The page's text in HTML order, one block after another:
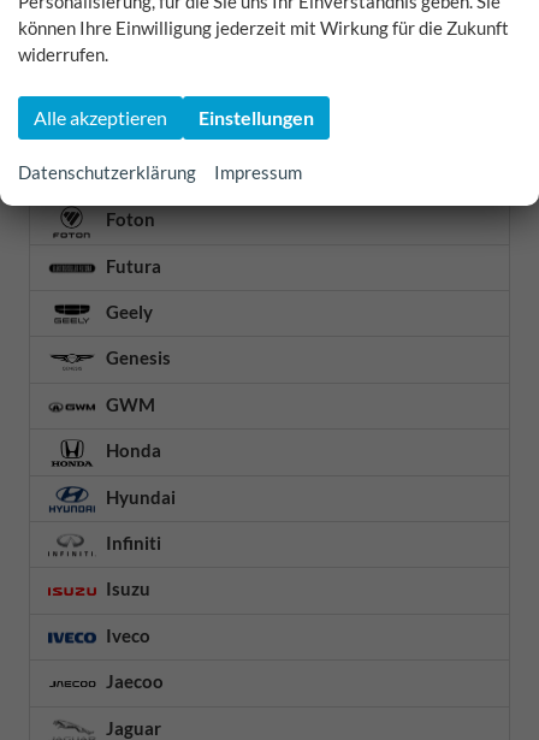
Etrusco
Ford
Forthing
Foton
Futura
Geely
Genesis
GWM
Honda
Hyundai
Infiniti
Isuzu
Iveco
Jaecoo
Jaguar
können Ihre Einwilligung jederzeit mit Wirkung für die Zukunft
widerrufen.
Alle akzeptieren Einstellungen
Datenschutzerklärung Impressum